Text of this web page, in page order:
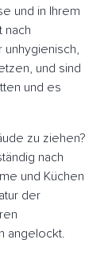
und in Ihrem
nach
unhygienisch,
und sind
und es
zu ziehen?
nach
und Küchen
der
angelockt.